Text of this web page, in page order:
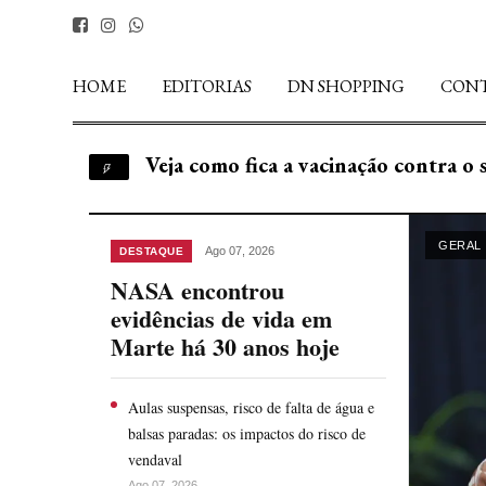
HOME EDITORIAS DN SHOPPING
Documentos dos EUA revelam
Desmatamento na Amazônia
Aumento de casos de sarampo em
Santos tem ventos de 109 km/h e
Veja como fica a vacinação contra o
DESTAQUE Ago 07, 2026
NASA encontrou
evidências de vida em
Marte há 30 anos hoje
Aulas suspensas, risco de falta de água e
balsas paradas: os impactos do risco de
vendaval
GERAL